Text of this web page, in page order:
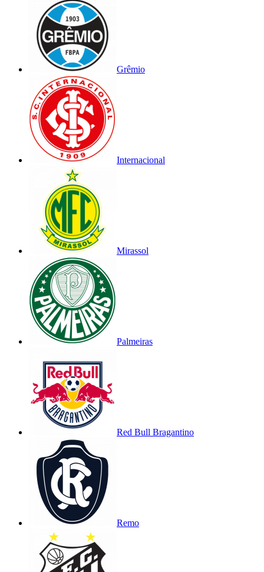
Grêmio
Internacional
Mirassol
Palmeiras
Red Bull Bragantino
Remo